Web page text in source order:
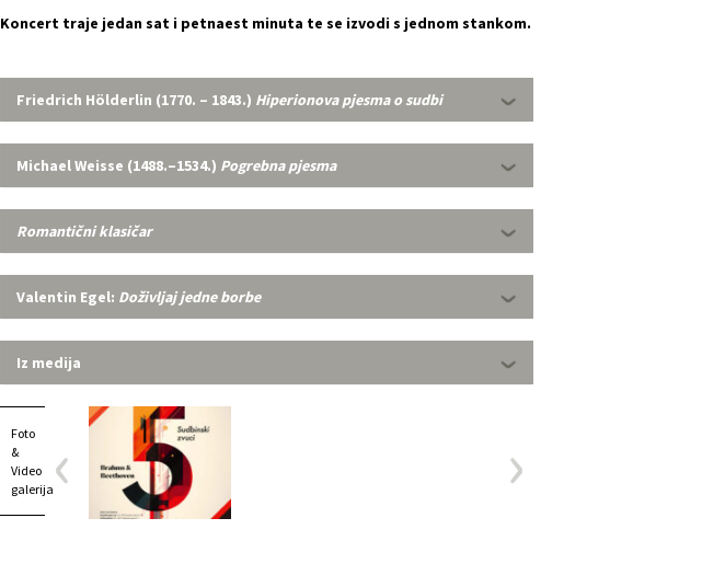
Koncert traje jedan sat i petnaest minuta te se izvodi s jednom stankom.
Friedrich Hölderlin (1770. – 1843.) Hiperionova pjesma o sudbi
Michael Weisse (1488.–1534.) Pogrebna pjesma
Romantični klasičar
Valentin Egel: Doživljaj jedne borbe
Iz medija
Foto
&
Video
galerija